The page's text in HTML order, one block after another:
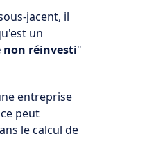
jacent, il
un
non réinvesti"
entreprise
peut
le calcul de